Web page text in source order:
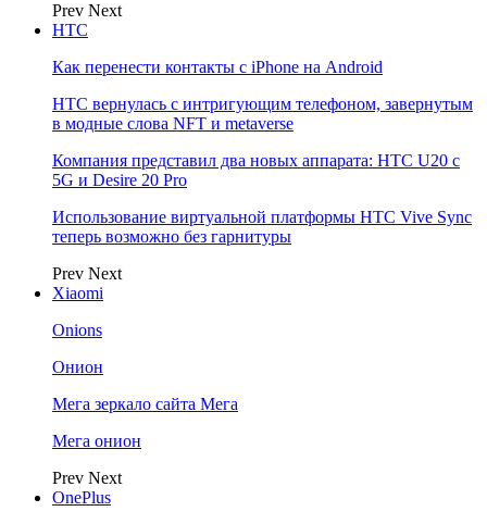
Prev Next
НТС
Как перенести контакты с iPhone на Android
HTC вернулась с интригующим телефоном, завернутым
в модные слова NFT и metaverse
Компания представил два новых аппарата: HTC U20 с
5G и Desire 20 Pro
Использование виртуальной платформы HTC Vive Sync
теперь возможно без гарнитуры
Prev Next
Xiaomi
Onions
Онион
Мега зеркало сайта Мега
Мега онион
Prev Next
OnePlus